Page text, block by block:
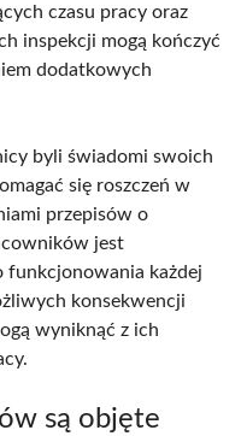
czasu pracy oraz
inspekcji mogą kończyć
dodatkowych
byli świadomi swoich
się roszczeń w
przepisów o
jest
funkcjonowania każdej
konsekwencji
wyniknąć z ich
są objęte